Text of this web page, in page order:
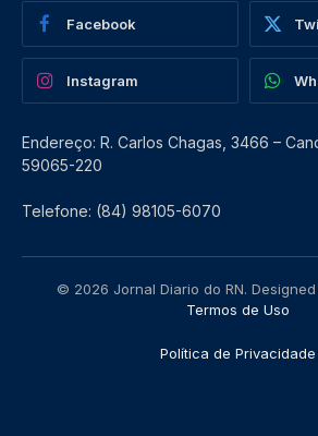
Facebook
Instagram
Endereço: R. Carlos Chagas, 3466 –
59065-220
Telefone: (84) 98105-6070
© 2026 Jornal Diario do RN.
Termos de Uso
Política de Privacidade